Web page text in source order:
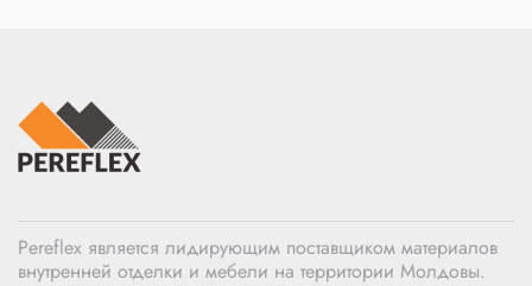
Pereflex является лидирующим поставщиком материалов
внутренней отделки и мебели на территории Молдовы.